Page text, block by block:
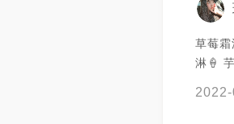
草莓
淋🍦